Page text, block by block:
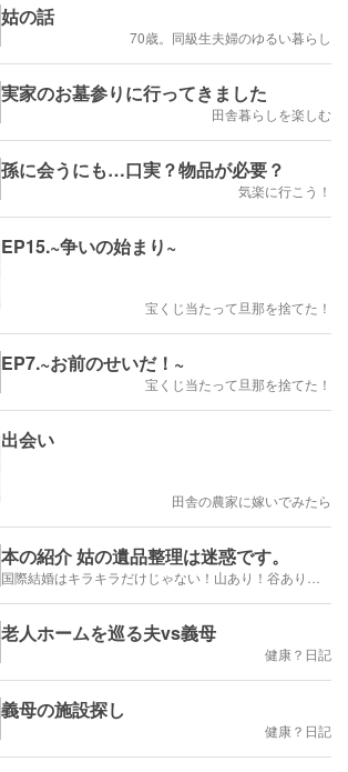
姑の話
70歳。同級生夫婦のゆるい暮らし
実家のお墓参りに行ってきました
田舎暮らしを楽しむ
孫に会うにも…口実？物品が必要？
気楽に行こう！
EP15.~争いの始まり~
宝くじ当たって旦那を捨てた！
EP7.~お前のせいだ！~
宝くじ当たって旦那を捨てた！
出会い
田舎の農家に嫁いでみたら
本の紹介 姑の遺品整理は迷惑です。
老人ホームを巡る夫vs義母
健康？日記
義母の施設探し
健康？日記